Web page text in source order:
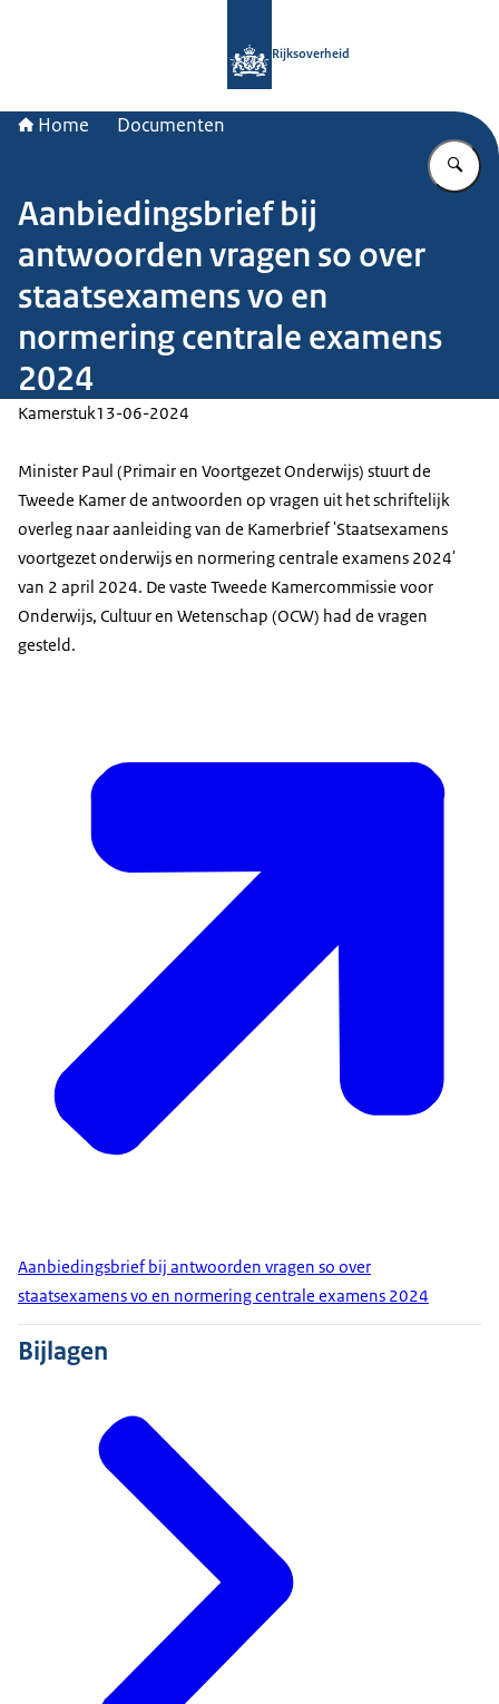
Rijksoverheid
Home Documenten
Aanbiedingsbrief bij
antwoorden vragen so over
staatsexamens vo en
normering centrale examens
2024
Kamerstuk13-06-2024
Minister Paul (Primair en Voortgezet Onderwijs) stuurt de
Tweede Kamer de antwoorden op vragen uit het schriftelijk
overleg naar aanleiding van de Kamerbrief 'Staatsexamens
voortgezet onderwijs en normering centrale examens 2024'
van 2 april 2024. De vaste Tweede Kamercommissie voor
Onderwijs, Cultuur en Wetenschap (OCW) had de vragen
gesteld.
Aanbiedingsbrief bij antwoorden vragen so over
staatsexamens vo en normering centrale examens 2024
Bijlagen